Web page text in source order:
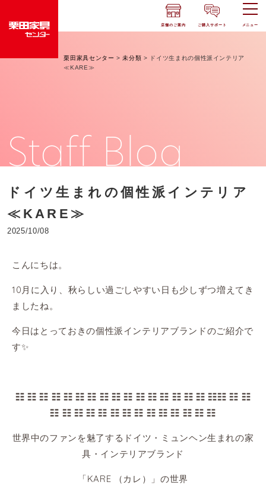
店舗のご案内 ご購入サポート メニュー
栗田家具センター >未分類 >
ドイツ生まれの個性派インテリア
≪KARE≫
Staff Blog
ドイツ生まれの個性派インテリア
≪KARE≫
2025/10/08
こんにちは。
10月に入り、秋らしい過ごしやすい日も少しずつ増えてき
ましたね。
今日はとっておきの個性派インテリアブランドのご紹介で
す✨
☷ ☷ ☷ ☷ ☷ ☷ ☷ ☷ ☷ ☷ ☷ ☷ ☷ ☷ ☷ ☷ ☷☷ ☷ ☷
☷ ☷ ☷ ☷ ☷ ☷ ☷ ☷ ☷ ☷ ☷ ☷ ☷ ☷
世界中のファンを魅了する ドイツ・ミュンヘン生まれの家
具・インテリアブランド
「KARE （カレ）」の世界